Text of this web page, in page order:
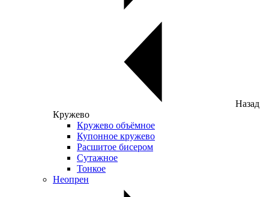
Назад
Кружево
Кружево объёмное
Купонное кружево
Расшитое бисером
Сутажное
Тонкое
Неопрен